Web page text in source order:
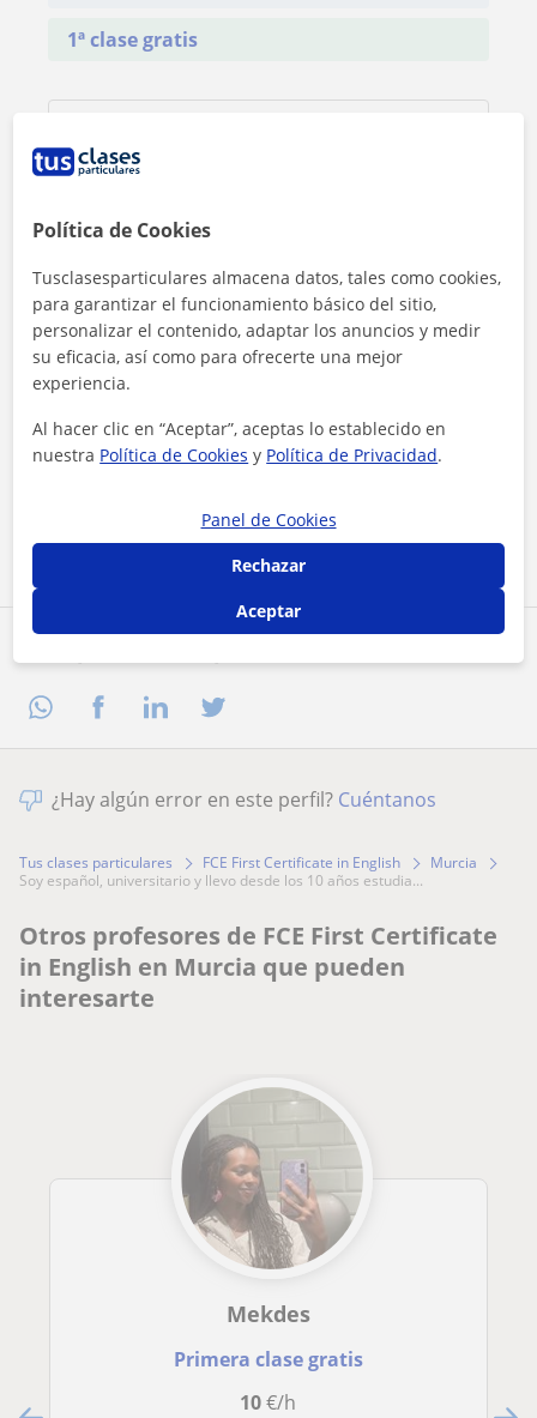
1ª clase gratis
Al hacer clic, aceptas nuestro aviso legaly de privacidad
Contactar ahora
¿Hay algún error en este perfil? Cuéntanos
Tus clases particulares FCE First Certificate in English
Murcia
soy español, universitario y llevo desde los 10 años estudia...
Otros profesores de FCE First Certificate
in English en Murcia que pueden
interesarte
Mekdes
Primera clase gratis
10€/h
Política de Cookies
Tusclasesparticulares almacena datos, tales como cookies,
para garantizar el funcionamiento básico del sitio,
personalizar el contenido, adaptar los anuncios y medir
su eficacia, así como para ofrecerte una mejor
experiencia.
Al hacer clic en “Aceptar”, aceptas lo establecido en
nuestra Política de Cookies y Política de Privacidad.
Panel de Cookies
Rechazar
Aceptar